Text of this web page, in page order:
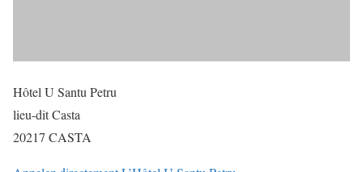
Hôtel U Santu Petru
lieu-dit Casta
20217 CASTA